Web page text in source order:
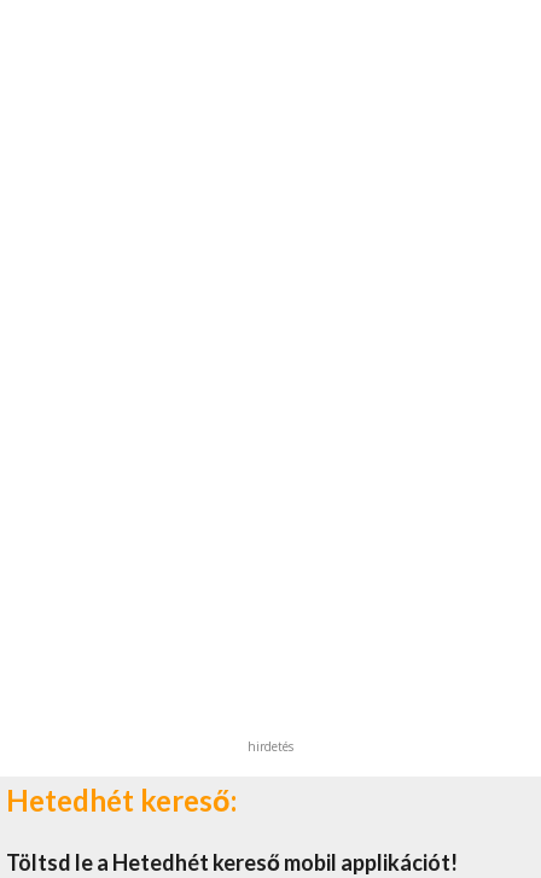
hirdetés
Hetedhét kereső:
Töltsd le a Hetedhét kereső mobil applikációt!